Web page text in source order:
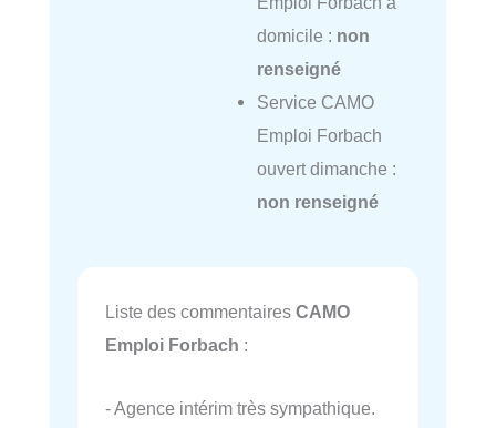
domicile : non
renseigné
Service CAMO
Emploi Forbach
ouvert dimanche :
non renseigné
Liste des commentaires CAMO
Emploi Forbach :
- Agence intérim très sympathique.